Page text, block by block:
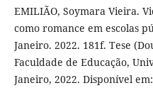
EMILIÃO, Soymara Vieira.
como romance em escolas
Janeiro. 2022. 181f. Tese
Faculdade de Educação,
Janeiro, 2022. Disponível em: